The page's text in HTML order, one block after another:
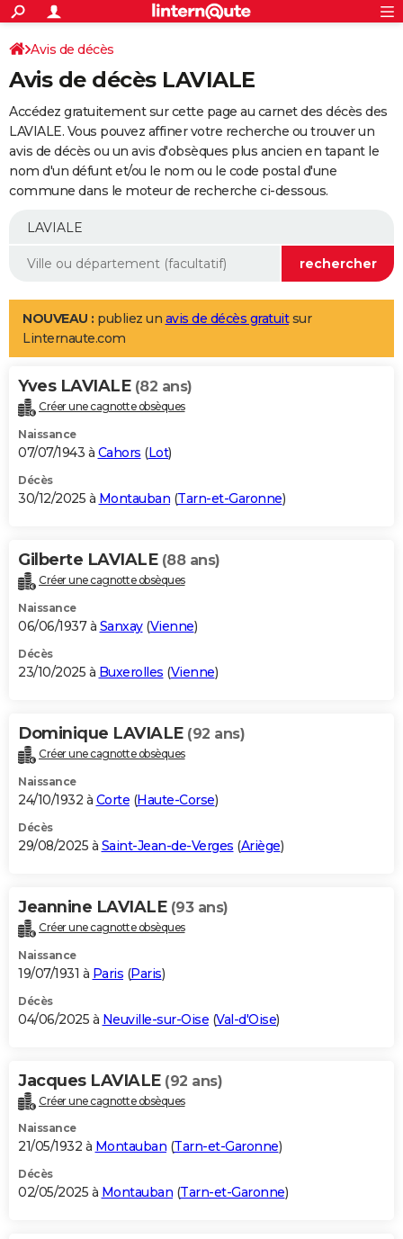
ACTUALITÉS
Politique
Société
Faits Divers
Education
Monde
Villes
+
SPORT
Coupe du monde 2026
Football
Tennis
Cyclisme
Rugby
Forum
Programme TV
TNTStreaming
Cinéma
Sorties cinéma
Musique
+
FINANCE
Retraite
Epargne
Immobilier
Risques naturels par ville
Banque
Assurance
AUTO
Essais
Réserver un essai
Citadines
Berlines
SUV
Forum auto
+
Mobiles
Meilleur smartphone
Internet
Ordinateurs
Jeux vidéo
Guide high-tech
Aménagement intérieur
LIFESTYLE
Art de vivre
Bien-être
Loisirs
Mode
Modes de vie
Alimentation
Guide de la santé
Maladies
Médicaments
Sommeil
VOYAGE
Destinations
City break
Voyage nature
Voyage de noces
Forum
Climat
+PHOTO
GUIDES D'ACHAT
BONS PLANS
Carte de Noël
Carte Bonne année
Carte Saint-Valentin
Carte Pâques
Carte d'anniversaire
DICTIONNAIRE
Dictionnaire
Biographies
Citations
Expressions
Proverbes
PROGRAMME TV
S'inscrire
Se connecter
Lycées
Collèges
Primaires
Universités
Entreprises
Service militaire
Avis de recherche
AVIS DE DÉCÈS
Bricolage
Lifestyle
Culture
Sport
Auto
Television
Voyage
Cinema
Avis de décès
Avis de décès LAVIALE
Accédez gratuitement sur cette page au carnet des décès des
LAVIALE. Vous pouvez affiner votre recherche ou trouver un
avis de décès ou un avis d'obsèques plus ancien en tapant le
nom d'un défunt et/ou le nom ou le code postal d'une
commune dans le moteur de recherche ci-dessous.
NOUVEAU : publiez un avis de décès gratuitsur
Linternaute.com
Yves LAVIALE (82 ans)
Créer une cagnotte obsèques
Naissance
07/07/1943 à Cahors (Lot)
Décès
30/12/2025 à Montauban (Tarn-et-Garonne)
Gilberte LAVIALE (88 ans)
Créer une cagnotte obsèques
Naissance
06/06/1937 à Sanxay(Vienne)
Décès
23/10/2025 à Buxerolles (Vienne)
Dominique LAVIALE (92 ans)
Créer une cagnotte obsèques
Naissance
24/10/1932 à Corte (Haute-Corse)
Décès
29/08/2025 à Saint-Jean-de-Verges (Ariège)
Jeannine LAVIALE (93 ans)
Créer une cagnotte obsèques
Naissance
19/07/1931 à Paris (Paris)
Décès
04/06/2025 à Neuville-sur-Oise (Val-d'Oise)
Jacques LAVIALE (92 ans)
Créer une cagnotte obsèques
Naissance
21/05/1932 à Montauban (Tarn-et-Garonne)
Décès
02/05/2025 à Montauban (Tarn-et-Garonne)